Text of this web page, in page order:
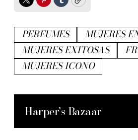
TwitterPinterest
TumblrCopy
PERFUMES
MUJERES
MUJERES EXITOSAS
MUJERES ICONO
Harper’s Bazaar